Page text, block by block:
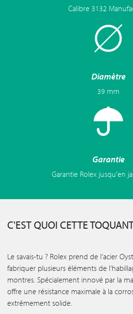
Calibre 3132
Diamètre
39 mm
Garantie
Garantie Rolex jusqu'en
C'EST QUOI CETTE
Le savais-tu ? Rolex prend de l’acier
fabriquer plusieurs éléments de
montres. Spécialement innové par la
offre une résistance maximale à la
extrêmement solide.